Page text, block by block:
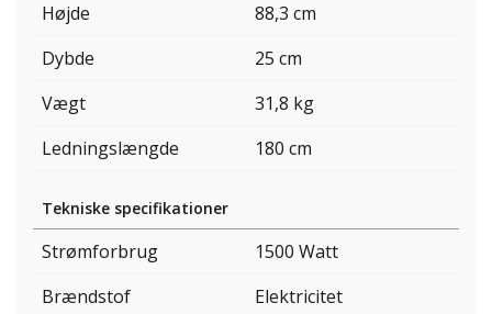
Højde
88,3 cm
Dybde
25 cm
Vægt
31,8 kg
Ledningslængde
180 cm
Tekniske specifikationer
Strømforbrug
1500 Watt
Brændstof
Elektricitet